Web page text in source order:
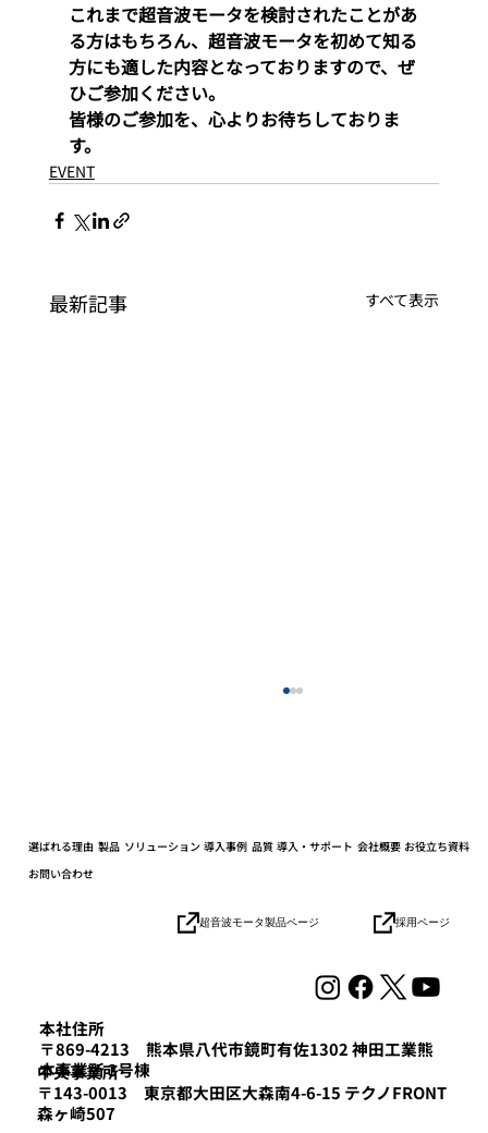
これまで超音波モータを検討されたことがあ
る方はもちろん、超音波モータを初めて知る
方にも適した内容となっておりますので、ぜ
ひご参加ください。
皆様のご参加を、心よりお待ちしておりま
す。
EVENT
最新記事 すべて表示
の社会実装を目指す「HICity 次世代ロボ
ティクスMeetup」参加レポート
本社住所
〒869-4213 熊本県八代市鏡町有佐1302 神田工業熊
本事業所 3号棟
​中央事業所
〒143-0013 東京都大田区大森南4-6-15 テクノFRONT
森ヶ崎507
選ばれる理由 製品 ソリューション 導入事例 品質 導入・サポート 会社概要 お役立ち資料
お問い合わせ
超音波モータ製品ページ 採用ページ